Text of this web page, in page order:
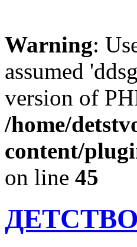
Warning:
assumed
version of
/home/
content/
on line 45